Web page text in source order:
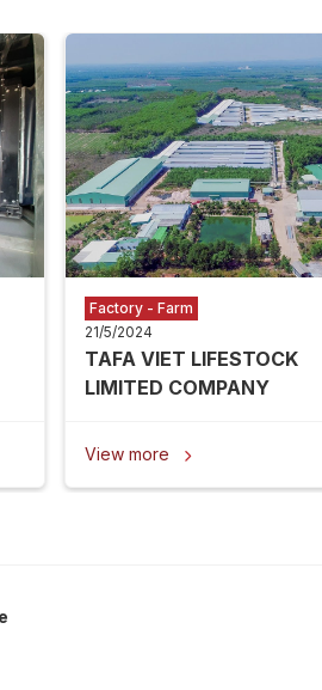
Factory - Farm
21/5/2024
TAFA VIET LIFESTOCK
LIMITED COMPANY
View more 